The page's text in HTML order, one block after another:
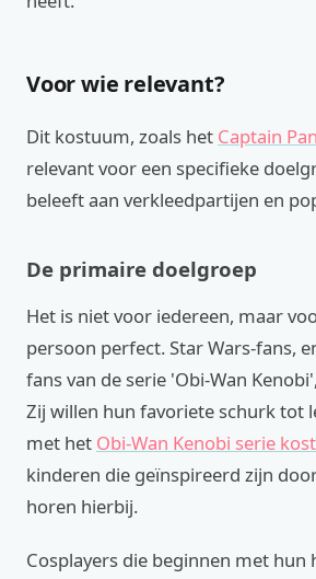
Voor wie relevant?
Dit kostuum, zoals het Captain
relevant voor een specifieke
beleeft aan verkleedpartijen en
De primaire doelgroep
Het is niet voor iedereen, maar
persoon perfect. Star Wars-fans,
fans van de serie 'Obi-Wan
Zij willen hun favoriete schurk tot
met het Obi-Wan Kenobi serie
kinderen die geïnspireerd zijn
horen hierbij.
Cosplayers die beginnen met hun